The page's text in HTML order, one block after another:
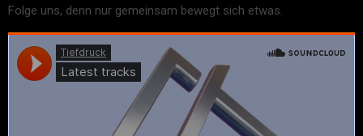
Folge uns, denn nur gemeinsam bewegt sich etwas.